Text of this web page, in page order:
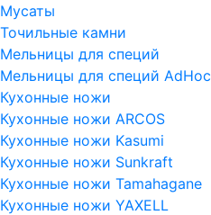
Мусаты
Точильные камни
Мельницы для специй
Мельницы для специй AdHoc
Кухонные ножи
Кухонные ножи ARCOS
Кухонные ножи Kasumi
Кухонные ножи Sunkraft
Кухонные ножи Tamahagane
Кухонные ножи YAXELL